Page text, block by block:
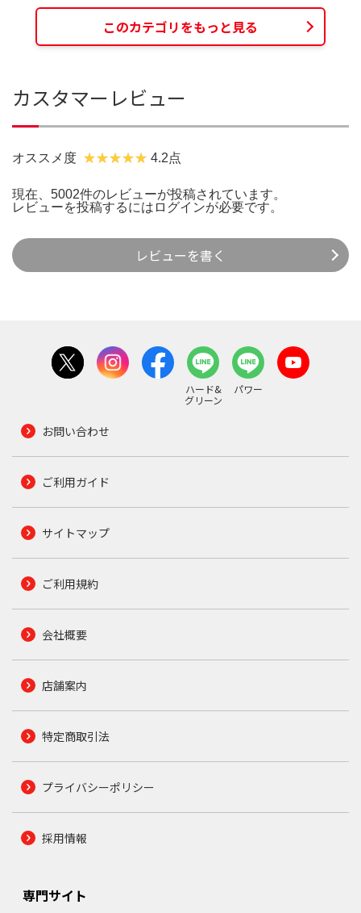
このカテゴリをもっと見る
カスタマーレビュー
オススメ度 4.2点
現在、5002件のレビューが投稿されています。
レビューを投稿するには ログインが必要です。
レビューを書く
ハード&
グリーン
パワー
お問い合わせ
ご利用ガイド
サイトマップ
ご利用規約
会社概要
店舗案内
特定商取引法
プライバシーポリシー
採用情報
専門サイト